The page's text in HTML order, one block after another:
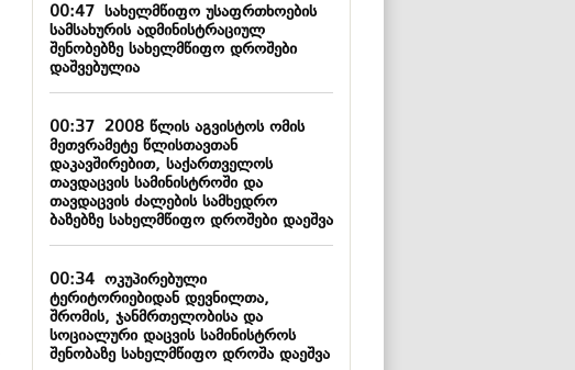
00:47სახელმწიფო უსაფრთხოების
სამსახურის ადმინისტრაციულ
შენობებზე სახელმწიფო დროშები
დაშვებულია
00:372008 წლის აგვისტოს ომის
მეთვრამეტე წლისთავთან
დაკავშირებით, საქართველოს
თავდაცვის სამინისტროში და
თავდაცვის ძალების სამხედრო
ბაზებზე სახელმწიფო დროშები დაეშვა
00:34ოკუპირებული
ტერიტორიებიდან დევნილთა,
შრომის, ჯანმრთელობისა და
სოციალური დაცვის სამინისტროს
შენობაზე სახელმწიფო დროშა დაეშვა